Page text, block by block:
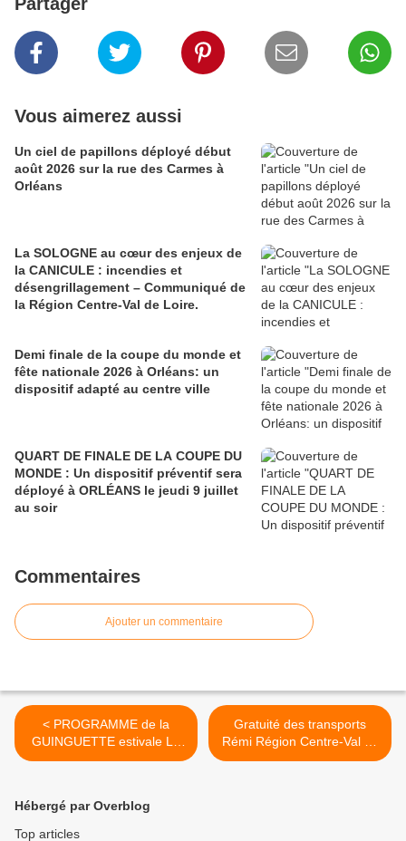
Vous aimerez aussi
Un ciel de papillons déployé début
août 2026 sur la rue des Carmes à
Orléans
La SOLOGNE au cœur des enjeux de
la CANICULE : incendies et
désengrillagement – Communiqué de
la Région Centre-Val de Loire.
Demi finale de la coupe du monde et
fête nationale 2026 à Orléans: un
dispositif adapté au centre ville
QUART DE FINALE DE LA COUPE DU
MONDE : Un dispositif préventif sera
déployé à ORLÉANS le jeudi 9 juillet
au soir
Commentaires
Ajouter un commentaire
< PROGRAMME de la
GUINGUETTE estivale LA
Petite Luciole - Base de
Gratuité des transports
Rémi Région Centre-Val de
Loire pour les 15-25 ans les
Hébergé par Overblog
Top articles